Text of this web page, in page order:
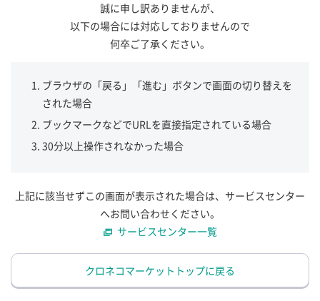
誠に申し訳ありませんが、
以下の場合には対応しておりませんので
何卒ご了承ください。
ブラウザの「戻る」「進む」ボタンで画面の切り替えを
された場合
ブックマークなどでURLを直接指定されている場合
30分以上操作されなかった場合
上記に該当せずこの画面が表示された場合は、サービスセンター
へお問い合わせください。
サービスセンター一覧
クロネコマーケットトップに戻る